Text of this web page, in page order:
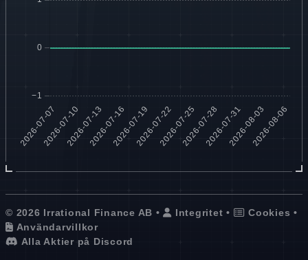
© 2026 Irrational Finance AB • Integritet • Cookies •
Användarvillkor
Alla Aktier på Discord